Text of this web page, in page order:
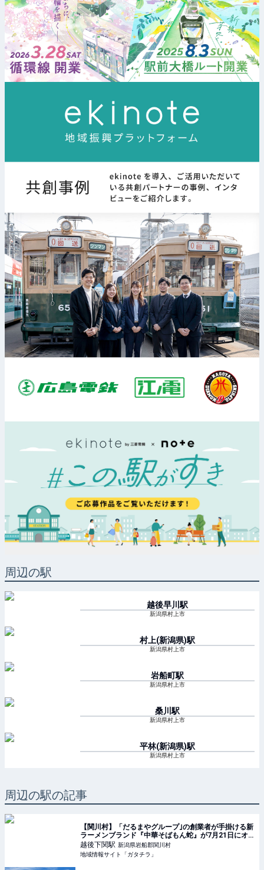
周辺の駅
越後早川 駅
新潟県村上市
村上(新潟県)駅
新潟県村上市
岩船町駅
新潟県村上市
桑川 駅
新潟県村上市
平林(新潟県)駅
新潟県村上市
周辺の駅の記事
【関川村】「だるまやグループ｣の創業者が手掛ける新
ラーメンブランド『中華そばもん蛇』が7月21日にオ
ープン！道の駅関川で「中華そば｣や｢濃厚煮干しそ
ば」を堪能しよう♪ - ガタチラ｜みんなでつくる街メ
越後下関駅 新潟県岩船郡関川村
地域情報サイト「ガタチラ」